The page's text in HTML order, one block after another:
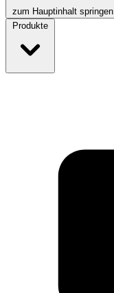
zum Hauptinhalt springen
Produkte